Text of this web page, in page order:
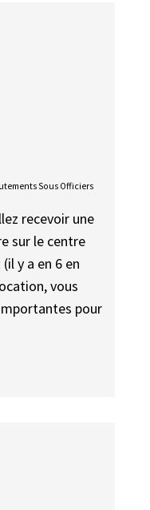
Sous Officiers
recevoir une
sur le centre
y a en 6 en
vous
pour